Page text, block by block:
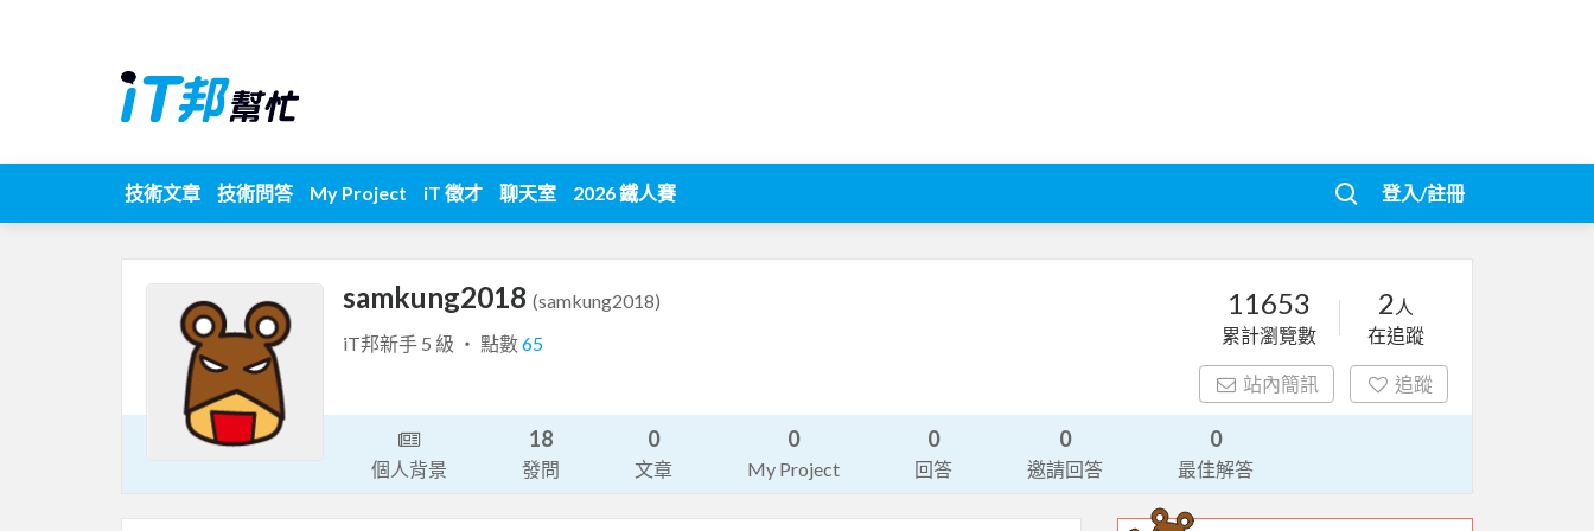
技術文章 技術問答 My Project iT 徵才 聊天室 2026 鐵人賽 登入/註冊
samkung2018 (samkung2018)
iT邦新手 5 級 ‧ 點數65
11653
累計瀏覽數
2 人
在追蹤
站內簡訊 追蹤
個人背景
18
發問
0
文章
0
My Project
0
回答
0
邀請回答
0
最佳解答